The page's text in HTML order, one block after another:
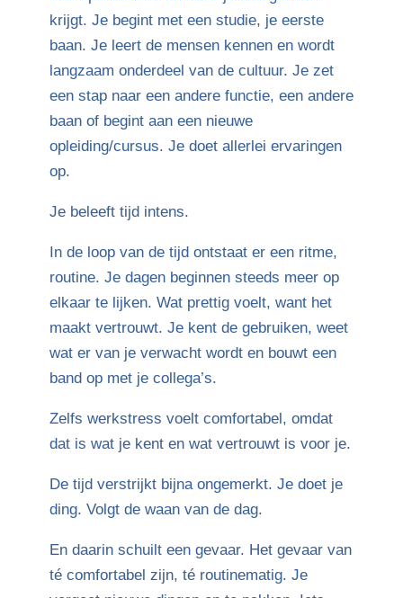
krijgt. Je begint met een studie, je eerste
baan. Je leert de mensen kennen en wordt
langzaam onderdeel van de cultuur. Je zet
een stap naar een andere functie, een andere
baan of begint aan een nieuwe
opleiding/cursus. Je doet allerlei ervaringen
op.
Je beleeft tijd intens.
In de loop van de tijd ontstaat er een ritme,
routine. Je dagen beginnen steeds meer op
elkaar te lijken. Wat prettig voelt, want het
maakt vertrouwt. Je kent de gebruiken, weet
wat er van je verwacht wordt en bouwt een
band op met je collega’s.
Zelfs werkstress voelt comfortabel, omdat
dat is wat je kent en wat vertrouwt is voor je.
De tijd verstrijkt bijna ongemerkt. Je doet je
ding. Volgt de waan van de dag.
En daarin schuilt een gevaar. Het gevaar van
té comfortabel zijn, té routinematig. Je